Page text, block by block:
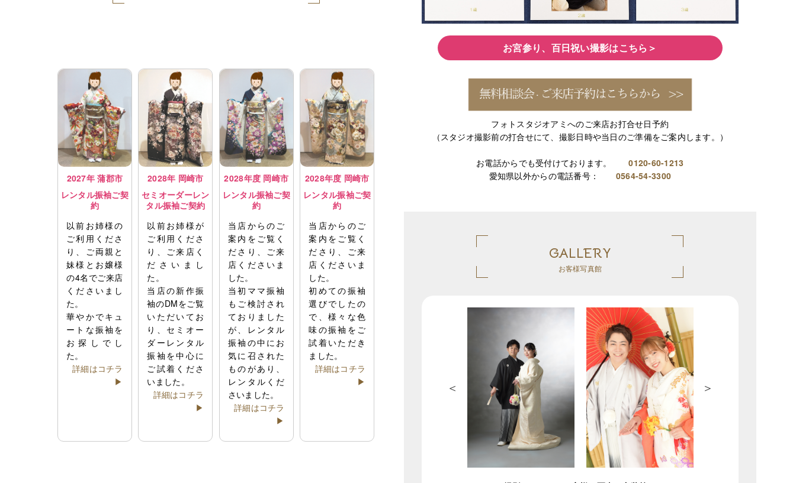
2027年 蒲郡市
レンタル振袖ご契
約
以前お姉様の
ご利用くださ
り、ご両親と
妹様とお嬢様
の4名でご来店
くださいまし
た。
華やかでキュ
ートな振袖を
お探しでし
た。
詳細はコチラ
▶
2028年 岡崎市
セミオーダーレン
タル振袖ご契約
以前お姉様が
ご利用くださ
り、ご来店く
ださいまし
た。
当店の新作振
袖のDMをご覧
いただいてお
り、セミオー
ダーレンタル
振袖を中心に
ご試着くださ
いました。
詳細はコチラ
▶
2028年度 岡崎市
レンタル振袖ご契
約
当店からのご
案内をご覧く
ださり、ご来
店くださいま
した。
当初ママ振袖
もご検討され
ておりました
が、レンタル
振袖の中にお
気に召された
ものがあり、
レンタルくだ
さいました。
詳細はコチラ
▶
2028年度 岡崎市
レンタル振袖ご契
約
当店からのご
案内をご覧く
ださり、ご来
店くださいま
した。
初めての振袖
選びでしたの
で、様々な色
味の振袖をご
試着いただき
ました。
詳細はコチラ
▶
お宮参り、百日祝い撮影はこちら＞
フォトスタジオアミへのご来店お打合せ日予約
（スタジオ撮影前の打合せにて、撮影日時や当日のご準備をご案内します。）
お電話からでも受付けております。0120-60-1213
愛知県以外からの電話番号： 0564-54-3300
GALLERY
お客様写真館